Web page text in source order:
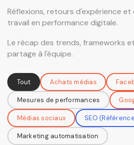
Réflexions, retours d'expérience
travail en performance digitale.
Tout Achats médias
Mesures de performances
Médias sociaux SEO
Marketing automatisation